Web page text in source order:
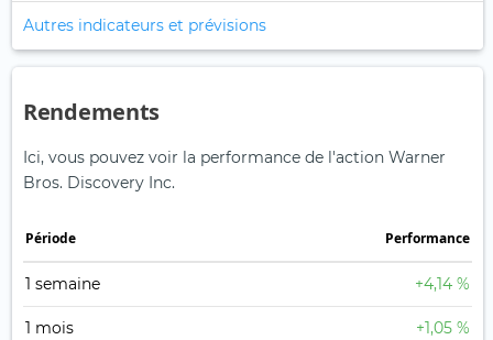
Autres indicateurs et prévisions
Rendements
Ici, vous pouvez voir la performance de l'action Warner
Bros. Discovery Inc.
Période Performance
1 semaine +4,14 %
1 mois +1,05 %